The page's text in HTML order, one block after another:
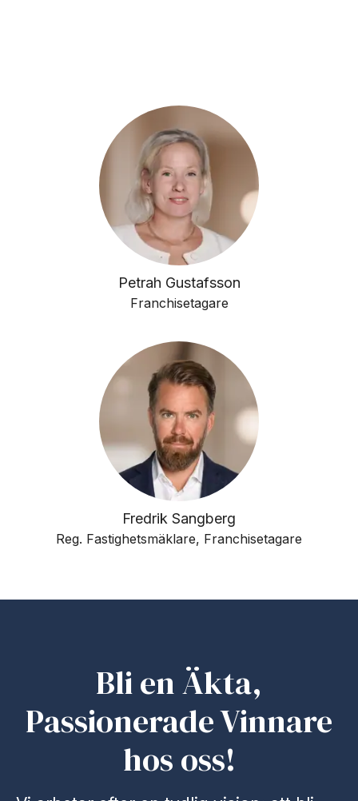
Petrah Gustafsson
Franchisetagare
Fredrik Sangberg
Reg. Fastighetsmäklare, Franchisetagare
Bli en Äkta,
Passionerade Vinnare
hos oss!